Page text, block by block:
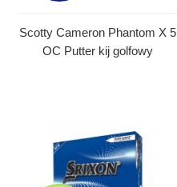
Scotty Cameron Phantom X 5
OC Putter kij golfowy